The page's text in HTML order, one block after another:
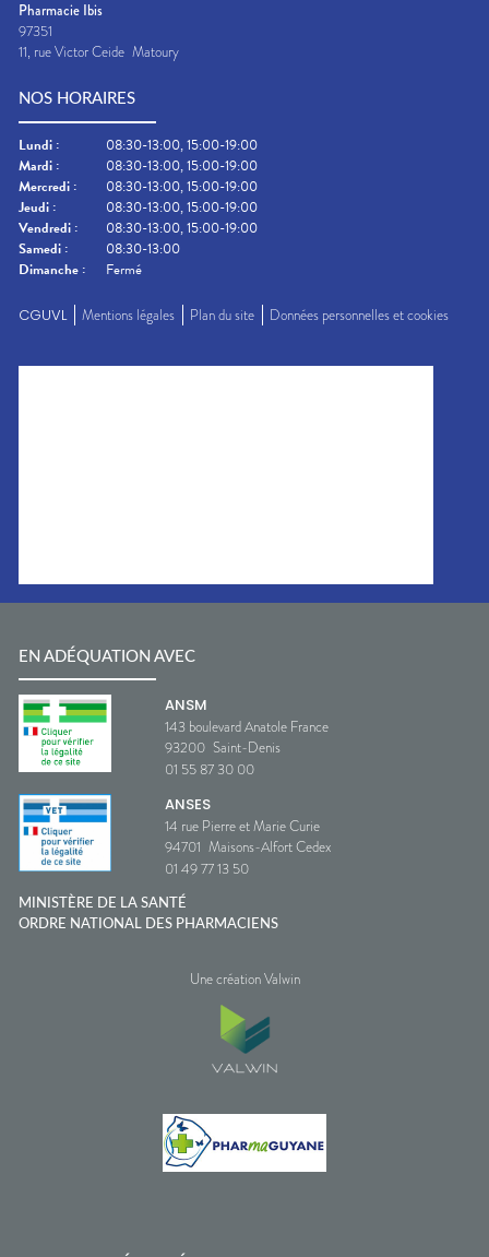
Pharmacie Ibis
97351
11, rue Victor Ceide Matoury
NOS HORAIRES
Lundi :
08:30-13:00, 15:00-19:00
Mardi :
08:30-13:00, 15:00-19:00
Mercredi :
08:30-13:00, 15:00-19:00
Jeudi :
08:30-13:00, 15:00-19:00
Vendredi :
08:30-13:00, 15:00-19:00
Samedi :
08:30-13:00
Dimanche : Fermé
CGUVL Mentions légales Plan du site Données personnelles et cookies
EN ADÉQUATION AVEC
ANSM
143 boulevard Anatole France
93200 Saint-Denis
01 55 87 30 00
ANSES
14 rue Pierre et Marie Curie
94701 Maisons-Alfort Cedex
01 49 77 13 50
MINISTÈRE DE LA SANTÉ
ORDRE NATIONAL DES PHARMACIENS
Une création Valwin